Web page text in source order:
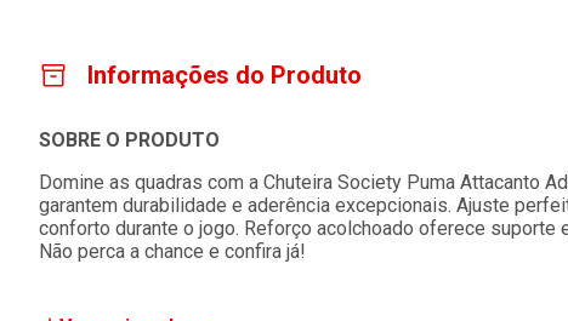
Informações do Produto
SOBRE O PRODUTO
Domine as quadras com a Chuteira Society Puma Attacanto
garantem durabilidade e aderência excepcionais. Ajuste
conforto durante o jogo. Reforço acolchoado oferece suporte
Não perca a chance e confira já!